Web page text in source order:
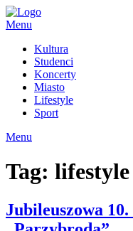
Skip
to
Menu
Kultura
Studenci
Koncerty
Miasto
Lifestyle
Sport
Menu
Tag: lifestyle
Jubileuszowa